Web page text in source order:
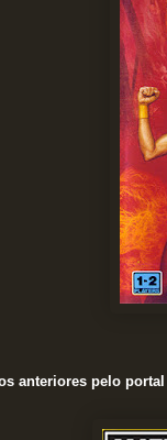
anteriores pelo portal